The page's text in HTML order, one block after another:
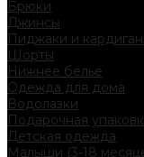
Брюки
Джинсы
Пиджаки и
Шорты
Нижнее белье
Одежда для дома
Водолазки
Подарочная
Детская одежда
Малыши (3-18